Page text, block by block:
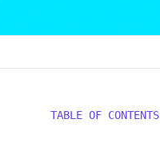
TABLE OF CONTENTS